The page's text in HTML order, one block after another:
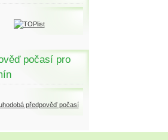
počasí pro